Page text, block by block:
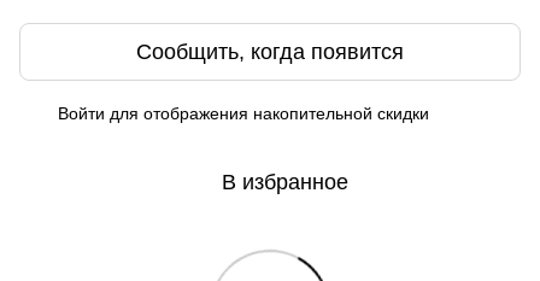
Сообщить, когда появится
Войти для отображения накопительной скидки
В избранное